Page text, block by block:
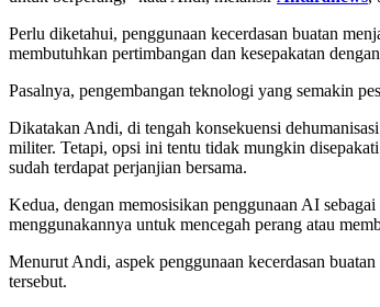
Perlu diketahui, penggunaan kecerdasan buatan
membutuhkan pertimbangan dan kesepakatan
Pasalnya, pengembangan teknologi yang semakin
Dikatakan Andi, di tengah konsekuensi
militer. Tetapi, opsi ini tentu tidak mungkin
sudah terdapat perjanjian bersama.
Kedua, dengan memosisikan penggunaan AI
menggunakannya untuk mencegah perang atau
Menurut Andi, aspek penggunaan kecerdasan
tersebut.